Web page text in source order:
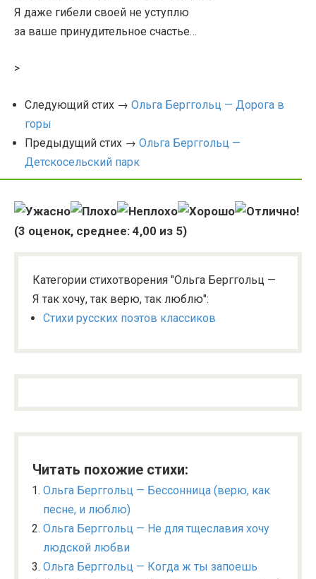
Я даже гибели своей не уступлю
за ваше принудительное счастье…
>
Следующий стих → Ольга Берггольц — Дорога в
горы
Предыдущий стих → Ольга Берггольц —
Детскосельский парк
(3 оценок, среднее: 4,00 из 5)
Категории стихотворения "Ольга Берггольц —
Я так хочу, так верю, так люблю":
Стихи русских поэтов классиков
Читать похожие стихи:
Ольга Берггольц — Бессонница (верю, как
песне, и люблю)
Ольга Берггольц — Не для тщеславия хочу
людской любви
Ольга Берггольц — Когда ж ты запоешь